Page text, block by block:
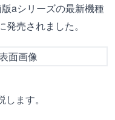
aシリーズの最新機種
売されました。
ます。